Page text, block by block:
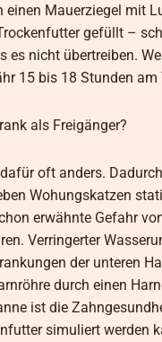
einen Mauerziegel mit
gefüllt –
nicht übertreiben.
15 bis 18 Stunden
als Freigänger?
oft anders.
Wohungskatzen
erwähnte Gefahr
Verringerter
der unteren
durch einen
ist die
simuliert werden